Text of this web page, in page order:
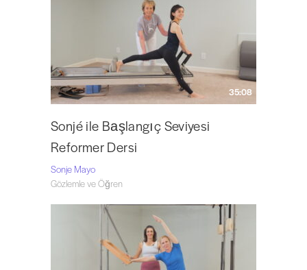
35:08
Sonjé ile Başlangıç Seviyesi
Reformer Dersi
Sonje Mayo
Gözlemle ve Öğren